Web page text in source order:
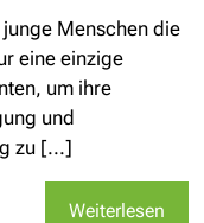
Menschen die
eine einzige
um ihre
und
zu [...]
Weiterlesen